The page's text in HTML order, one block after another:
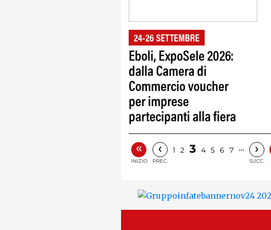
24-26 SETTEMBRE
Eboli, ExpoSele 2026:
dalla Camera di
Commercio voucher
per imprese
partecipanti alla fiera
«
INIZIO
‹
PREC.
1 2 3 4 5 6 7 … ›
SUCC.